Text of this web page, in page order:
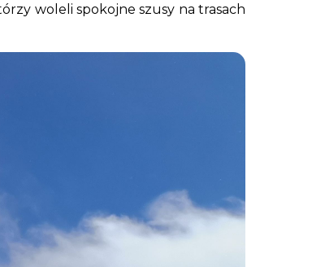
woleli spokojne szusy na trasach